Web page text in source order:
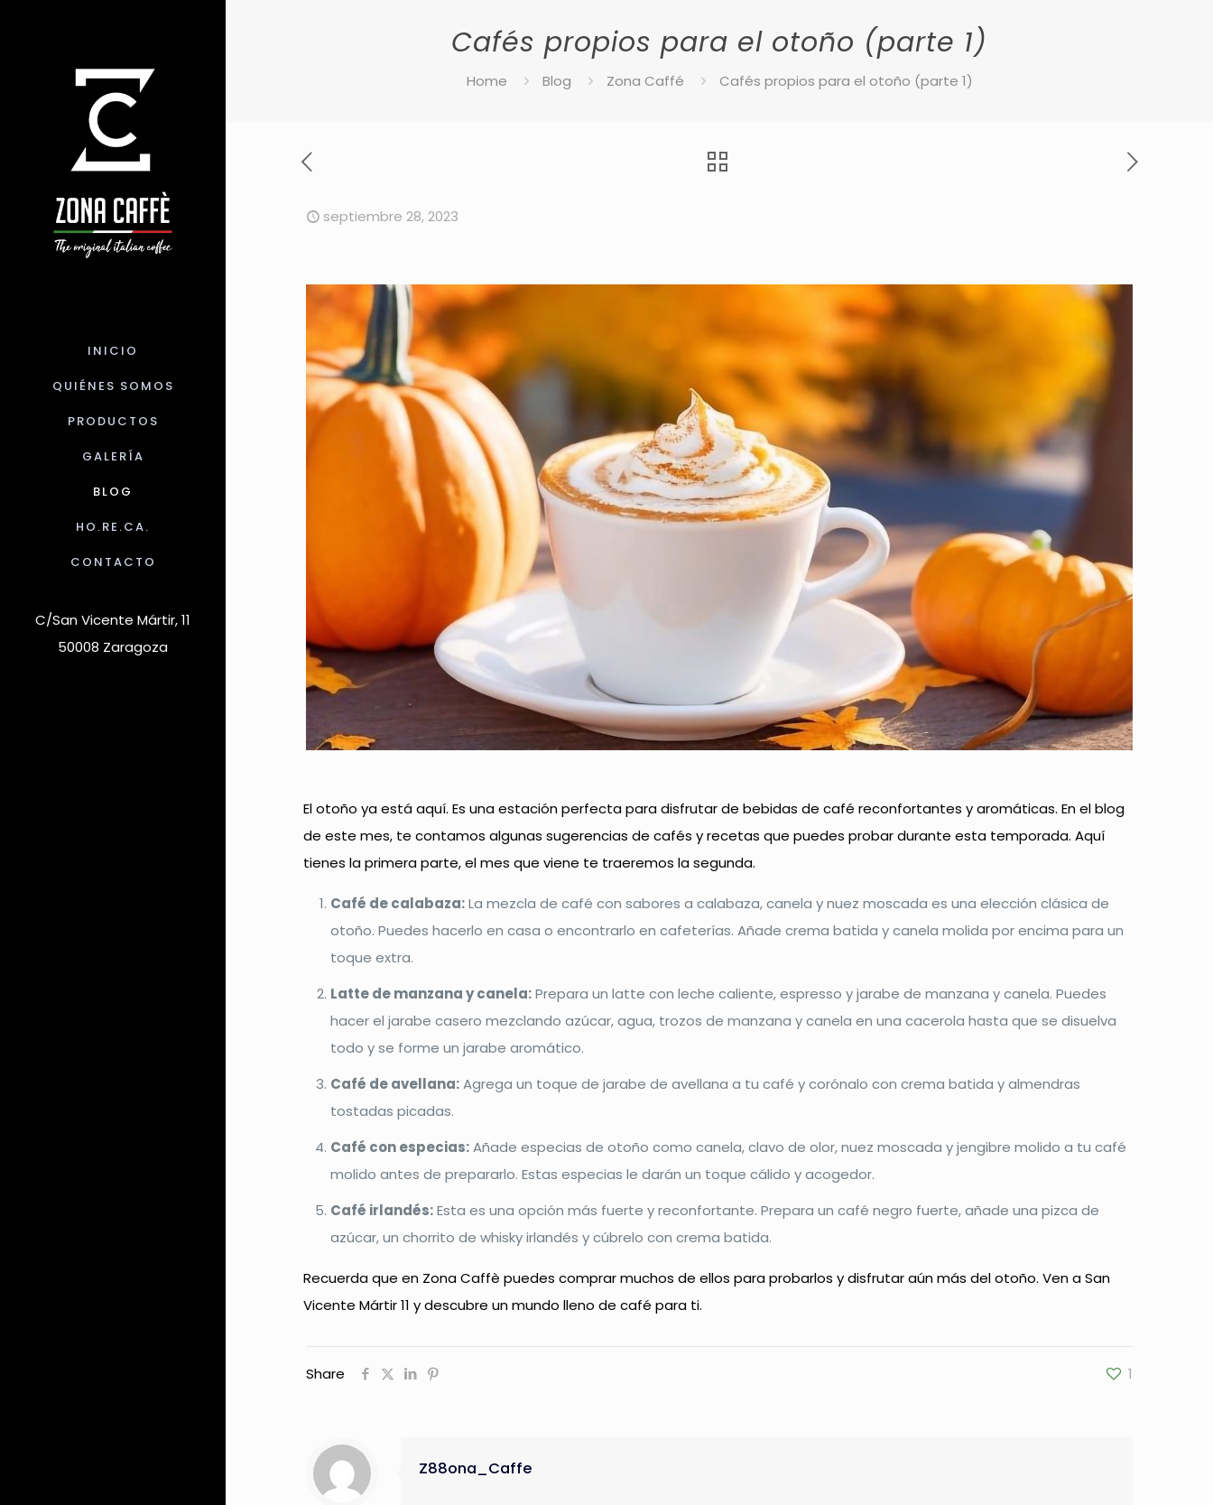
INICIO
QUIÉNES SOMOS
PRODUCTOS
GALERÍA
BLOG
HO.RE.CA.
CONTACTO
C/San Vicente Mártir, 11
50008 Zaragoza
Cafés propios para el otoño (parte 1)
Home Blog Zona Caffé Cafés propios para el otoño (parte 1)
septiembre 28, 2023
El otoño ya está aquí. Es una estación perfecta para disfrutar de bebidas de café reconfortantes y aromáticas. En el blog
de este mes, te contamos algunas sugerencias de cafés y recetas que puedes probar durante esta temporada. Aquí
tienes la primera parte, el mes que viene te traeremos la segunda.
Café de calabaza:La mezcla de café con sabores a calabaza, canela y nuez moscada es una elección clásica de
otoño. Puedes hacerlo en casa o encontrarlo en cafeterías. Añade crema batida y canela molida por encima para un
toque extra.
Latte de manzana y canela:Prepara un latte con leche caliente, espresso y jarabe de manzana y canela. Puedes
hacer el jarabe casero mezclando azúcar, agua, trozos de manzana y canela en una cacerola hasta que se disuelva
todo y se forme un jarabe aromático.
Café de avellana:Agrega un toque de jarabe de avellana a tu café y corónalo con crema batida y almendras
tostadas picadas.
Café con especias:Añade especias de otoño como canela, clavo de olor, nuez moscada y jengibre molido a tu café
molido antes de prepararlo. Estas especias le darán un toque cálido y acogedor.
Café irlandés:Esta es una opción más fuerte y reconfortante. Prepara un café negro fuerte, añade una pizca de
azúcar, un chorrito de whisky irlandés y cúbrelo con crema batida.
Recuerda que en Zona Caffè puedes comprar muchos de ellos para probarlos y disfrutar aún más del otoño. Ven a San
Vicente Mártir 11 y descubre un mundo lleno de café para ti.
Share 1
Z88ona_Caffe